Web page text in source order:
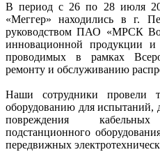
В период с 26 по 28 июля
«Меггер» находились в г.
руководством ПАО «МРСК
инновационной продукции и
проводимых в рамках
ремонту и обслуживанию
Наши сотрудники провели
оборудованию для испытаний,
повреждения
подстанционного
передвижных